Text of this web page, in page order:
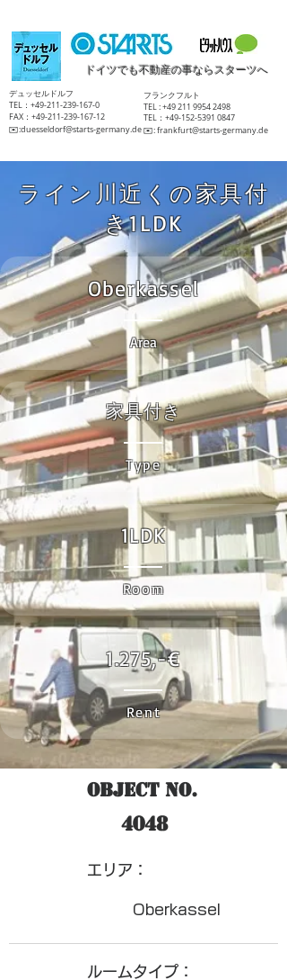
ドイツでも不動産の事ならスターツへ
​デュッセルドルフ
TEL：+49-211-239-167-0
FAX：+49-211-239-167-12
​✉️:duesseldorf@starts-germany.de
​フランクフルト
TEL :+49 211 9954 2498
TEL：+49-152-5391 0847
​✉️:frankfurt@starts-germany.de
ライン川近くの家具付
き1LDK
Oberkassel
Area
家具付き
Type
1LDK
Room
1.275,-€
Rent
Object No.
4048
​エリア：
Oberkassel
ルームタイプ：